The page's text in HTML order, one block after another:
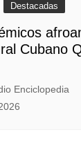
Destacadas
Cubano
Enciclopedia